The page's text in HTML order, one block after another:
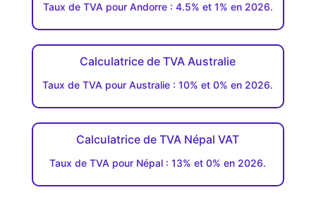
Taux de TVA pour Andorre : 4.5% et 1% en 2026.
Calculatrice de TVA Australie
Taux de TVA pour Australie : 10% et 0% en 2026.
Calculatrice de TVA Népal VAT
Taux de TVA pour Népal : 13% et 0% en 2026.